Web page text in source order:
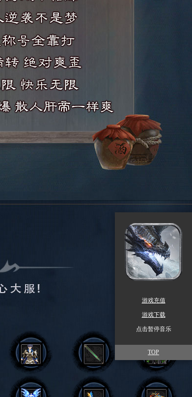
游戏充值
游戏下载
点击暂停音乐
TOP